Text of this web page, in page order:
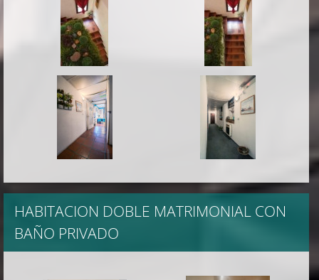
HABITACION DOBLE MATRIMONIAL CON
BAÑO PRIVADO